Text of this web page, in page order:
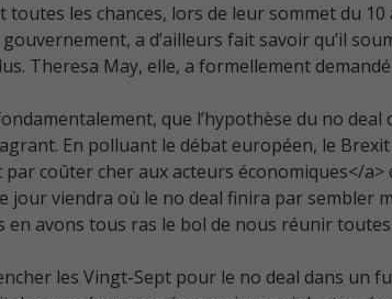
les chances, lors de leur sommet du
a d’ailleurs fait savoir qu’il
Theresa May, elle, a formellement
que l’hypothèse du no
En polluant le débat européen, le
coûter cher aux acteurs économiques</a>
viendra où le no deal finira par sembler
avons tous ras le bol de nous réunir
les Vingt-Sept pour le no deal dans un